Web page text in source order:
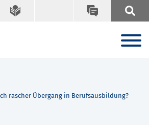
rascher Übergang in Berufsausbildung?